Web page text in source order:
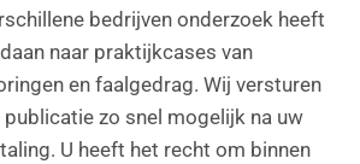
bedrijven onderzoek heeft
naar praktijkcases van
en faalgedrag. Wij versturen
publicatie zo snel mogelijk na uw
U heeft het recht om binnen